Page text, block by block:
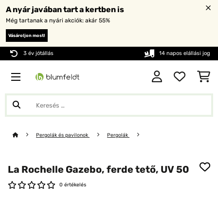
A nyár javában tart a kertben is
Még tartanak a nyári akciók: akár 55%
Vásároljon most!
3 év jótállás 14 napos elállási jog
Pergolák és pavilonok Pergolák
La Rochelle Gazebo, ferde tető, UV 50
0 értékelés